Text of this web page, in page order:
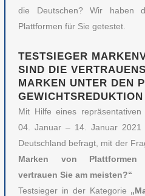
die Deutschen? Wir haben
Plattformen für Sie getestet.
TESTSIEGER
SIND DIE
MARKEN UNTER DEN
GEWICHTSREDUKTION
Mit Hilfe eines
04. Januar – 14. Januar
Deutschland befragt, mit der
Marken von Plattformen
vertrauen Sie am meisten?“
Testsieger in der Kategorie